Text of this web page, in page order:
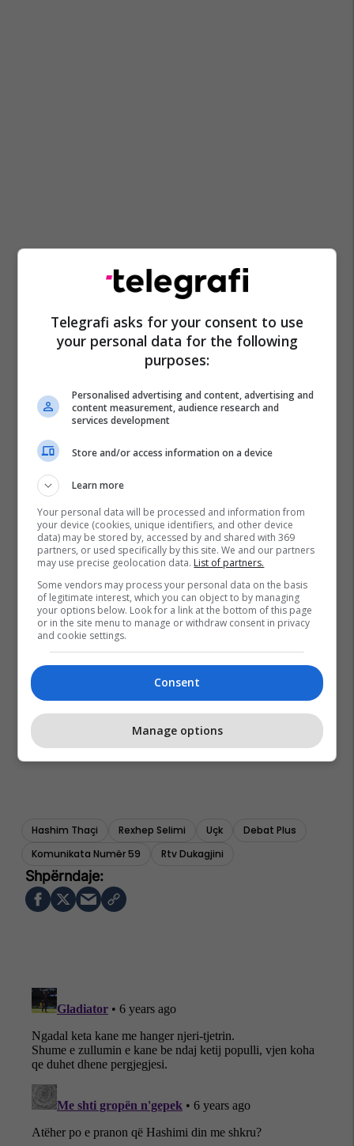
Hashim Thaçi Rexhep Selimi Uçk
Debat Plus
Komunikata Numër 59
Rtv Dukagjini
Telegrafi asks for your consent to use
your personal data for the following
purposes:
Personalised advertising and content, advertising and
content measurement, audience research and
services development
Store and/or access information on a device
Learn more
Your personal data will be processed and information from
your device (cookies, unique identifiers, and other device
data) may be stored by, accessed by and shared with 369
partners, or used specifically by this site. We and our partners
may use precise geolocation data. List of partners.
Some vendors may process your personal data on the basis
of legitimate interest, which you can object to by managing
your options below. Look for a link at the bottom of this page
or in the site menu to manage or withdraw consent in privacy
and cookie settings.
Consent
Manage options